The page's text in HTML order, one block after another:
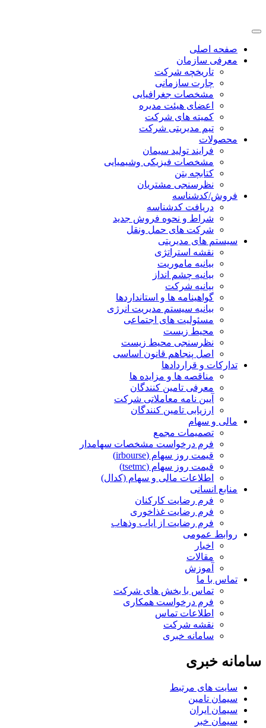
صفحه اصلی
معرفی سازمان
تاریخچه شرکت
چارت سازمانی
مشخصات جغرافیایی
اعضای هیئت مدیره
کمیته های شرکت
تیم مدیریتی شرکت
محصولات
فرایند تولید سیمان
مشخصات فیزیکی وشیمیایی
کتابچه بتن
نظرسنجی مشتریان
فروش/کدشناسه
دریافت کدشناسه
شراط و نحوه فروش جدید
شرکت های حمل ونقل
سیستم های مدیریتی
نقشه استراتژی
بیانیه ماموریت
بیانیه چشم انداز
بیانیه شرکت
گواهینامه ها و استانداردها
بیانیه سیستم مدیریت انرژی
مسئولیت های اجتماعی
محیط زیست
نظرسنجی محیط زیست
اصل پنجاهم قانون اساسی
تدارکات و قراردادها
مناقصه ها و مزایده ها
معرفی تامین کنندگان
آیین نامه معاملاتی شرکت
ارزیابی تامین کنندگان
مالی و سهام
تصمیمات مجمع
فرم درخواست مشخصات سهامدار
قیمت روز سهام (irbourse)
قیمت روز سهام (tsetmc)
اطلاعات مالی و سهام (کدال)
منابع انسانی
فرم رضایت کارکنان
فرم رضایت غذاخوری
فرم رضایت از ایاب وذهاب
روابط عمومی
اخبار
مقالات
آموزش
تماس با ما
تماس با بخش های شرکت
فرم درخواست همکاری
اطلاعات تماس
نقشه شرکت
سامانه خبری
سامانه خبری
سایت های مرتبط
سیمان تامین
سیمان ایران
سیمان خبر